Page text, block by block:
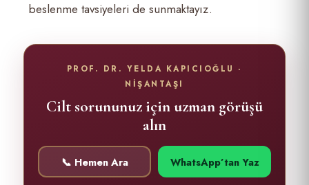
beslenme tavsiyeleri de sunmaktayız.
PROF. DR. YELDA KAPICIOĞLU ·
NİŞANTAŞI
Cilt sorununuz için uzman görüşü
alın
📞 Hemen Ara WhatsApp’tan Yaz